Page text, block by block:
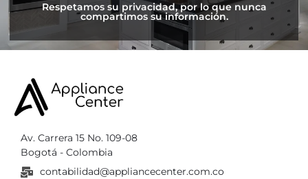
Respetamos su privacidad, por lo que nunca
compartimos su información.
Av. Carrera 15 No. 109-08
Bogotá - Colombia
contabilidad@appliancecenter.com.co